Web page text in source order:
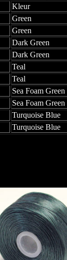
Kleur
Green
Green
Dark Green
Dark Green
Teal
Teal
Sea Foam Green
Sea Foam Green
Turquoise Blue
Turquoise Blue